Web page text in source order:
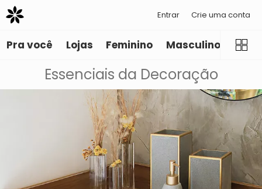
Entrar Crie uma conta
Pra você Lojas Feminino Masculino
Essenciais da Decoração